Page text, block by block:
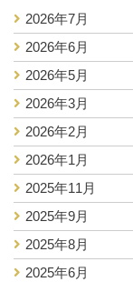
2026年7月
2026年6月
2026年5月
2026年3月
2026年2月
2026年1月
2025年11月
2025年9月
2025年8月
2025年6月